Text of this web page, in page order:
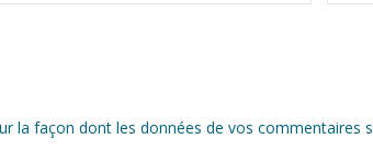
la façon dont les données de vos commentaires